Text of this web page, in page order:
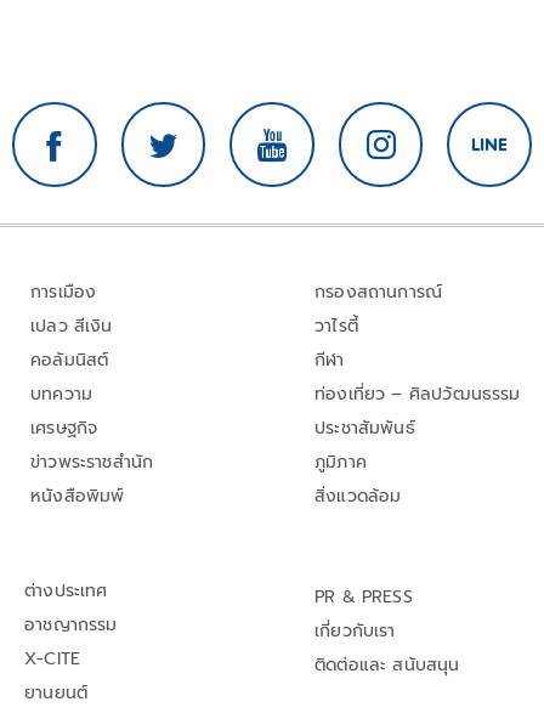
การเมือง
เปลว สีเงิน
คอลัมนิสต์
บทความ
เศรษฐกิจ
ข่าวพระราชสำนัก
หนังสือพิมพ์
กรองสถานการณ์
วาไรตี้
กีฬา
ท่องเที่ยว – ศิลปวัฒนธรรม
ประชาสัมพันธ์
ภูมิภาค
สิ่งแวดล้อม
ต่างประเทศ
อาชญากรรม
X-CITE
ยานยนต์
PR & PRESS
เกี่ยวกับเรา
ติดต่อและ สนับสนุน